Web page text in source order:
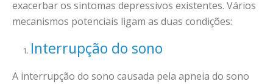
exacerbar os sintomas depressivos existentes. Vários
mecanismos potenciais ligam as duas condições:
Interrupção do sono
A interrupção do sono causada pela apneia do sono